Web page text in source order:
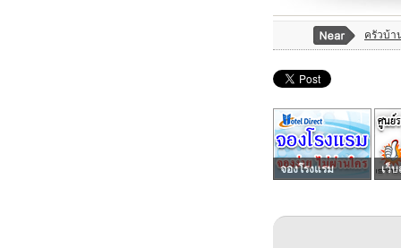
ครัวบ้า
จองโรงแรม เว็บ